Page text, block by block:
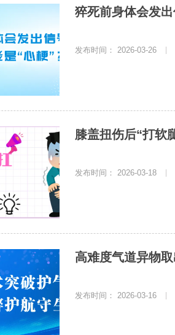
猝死前身体会发
发布时间： 2026-03-26
膝盖扭伤后“打软
发布时间： 2026-03-18
高难度气道异物
发布时间： 2026-03-16